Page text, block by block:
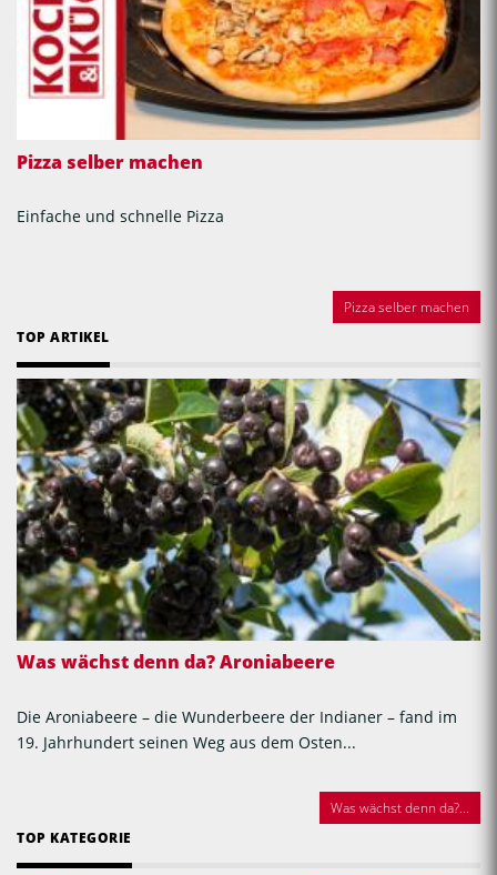
Pizza selber machen
Einfache und schnelle Pizza
Pizza selber machen
TOP ARTIKEL
Was wächst denn da? Aroniabeere
Die Aroniabeere – die Wunderbeere der Indianer – fand im
19. Jahrhundert seinen Weg aus dem Osten...
Was wächst denn da?...
TOP KATEGORIE